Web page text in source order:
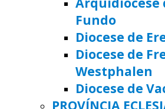
Fundo
Diocese de
Diocese de
Westphalen
Diocese de
PROVÍNCIA